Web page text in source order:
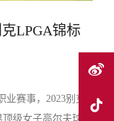
LPGA锦标
赛事，2023别克
级女子高尔夫球星